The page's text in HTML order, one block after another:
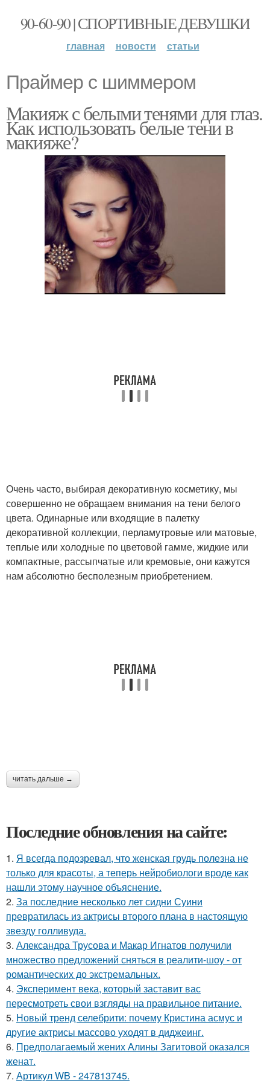
90-60-90 | СПОРТИВНЫЕ ДЕВУШКИ
главная новости статьи
Праймер с шиммером
Макияж с белыми тенями для глаз.
Как использовать белые тени в
макияже?
Очень часто, выбирая декоративную косметику, мы
совершенно не обращаем внимания на тени белого
цвета. Одинарные или входящие в палетку
декоративной коллекции, перламутровые или матовые,
теплые или холодные по цветовой гамме, жидкие или
компактные, рассыпчатые или кремовые, они кажутся
нам абсолютно бесполезным приобретением.
читать дальше →
Последние обновления на сайте:
1. Я всегда подозревал, что женская грудь полезна не
только для красоты, а теперь нейробиологи вроде как
нашли этому научное объяснение.
2. За последние несколько лет сидни Суини
превратилась из актрисы второго плана в настоящую
звезду голливуда.
3. Александра Трусова и Макар Игнатов получили
множество предложений сняться в реалити-шоу - от
романтических до экстремальных.
4. Эксперимент века, который заставит вас
пересмотреть свои взгляды на правильное питание.
5. Новый тренд селебрити: почему Кристина асмус и
другие актрисы массово уходят в диджеинг.
6. Предполагаемый жених Алины Загитовой оказался
женат.
7. Артикул WB - 247813745.